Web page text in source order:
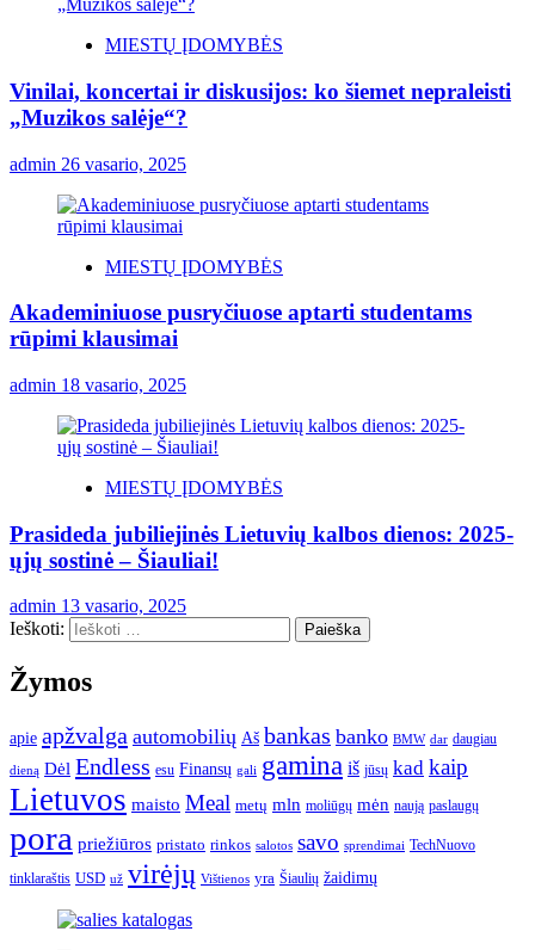
MIESTŲ ĮDOMYBĖS
Vinilai, koncertai ir diskusijos: ko šiemet nepraleisti
„Muzikos salėje“?
admin 26 vasario, 2025
MIESTŲ ĮDOMYBĖS
Akademiniuose pusryčiuose aptarti studentams
rūpimi klausimai
admin 18 vasario, 2025
MIESTŲ ĮDOMYBĖS
Prasideda jubiliejinės Lietuvių kalbos dienos: 2025-
ųjų sostinė – Šiauliai!
admin 13 vasario, 2025
Ieškoti:
Žymos
apie apžvalga automobilių Aš bankas banko BMW dar daugiau
dieną Dėl Endless esu Finansų gali gamina iš jūsų kad kaip
Lietuvos maisto Meal metų mln moliūgų mėn naują paslaugų
pora priežiūros pristato rinkos salotos savo sprendimai TechNuovo
tinklaraštis USD už virėjų Vištienos yra Šiaulių žaidimų